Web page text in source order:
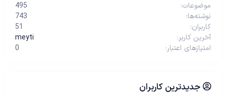
موضوعات
495
نوشته‌ها
743
کاربران
51
آخرین کاربر
meyti
امتیازهای اعتبار
0
جدیدترین کاربران